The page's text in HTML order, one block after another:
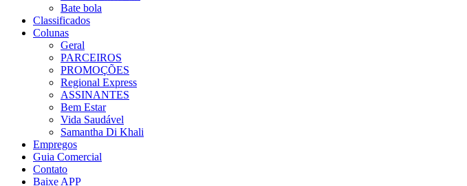
Bate bola
Classificados
Colunas
Geral
PARCEIROS
PROMOÇÕES
Regional Express
ASSINANTES
Bem Estar
Vida Saudável
Samantha Di Khali
Empregos
Guia Comercial
Contato
Baixe APP